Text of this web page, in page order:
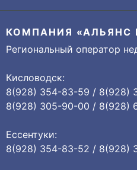
КОМПАНИЯ «АЛЬЯНС
Региональный оператор
Кисловодск:
8(928) 354-83-59 / 8(928)
8(928) 305-90-00 / 8(928)
Ессентуки:
8(928) 354-83-52 / 8(928)